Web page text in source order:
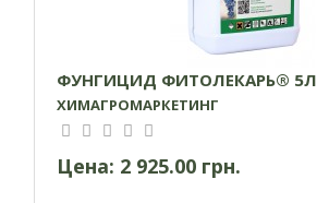
ФУНГИЦИД ФИТОЛЕКАРЬ® 5Л
ХИМАГРОМАРКЕТИНГ
Цена: 2 925.00 грн.